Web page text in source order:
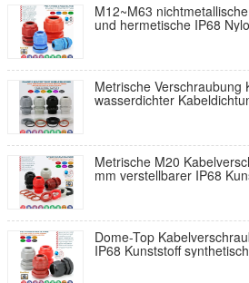
M12~M63
und hermetische IP68
Metrische Verschraubung
wasserdichter
Metrische M20
mm verstellbarer IP68
Dome-Top
IP68 Kunststoff